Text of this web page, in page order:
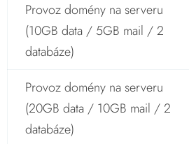
Provoz domény na serveru
(10GB data / 5GB mail / 2
databáze)
Provoz domény na serveru
(20GB data / 10GB mail / 2
databáze)